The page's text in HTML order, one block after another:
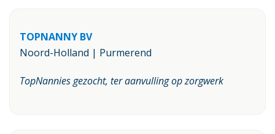
TOPNANNY BV
Noord-Holland | Purmerend
TopNannies gezocht, ter aanvulling op zorgwerk